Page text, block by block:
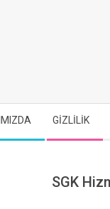
GİZLİLİK
SGK